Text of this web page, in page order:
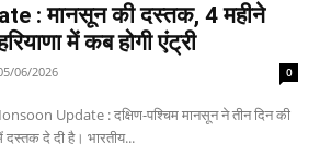
: मानसून की दस्तक, 4 महीने
में कब होगी एंट्री
06/2026 0
Update : दक्षिण-पश्चिम मानसून ने तीन दिन की
दे दी है। भारतीय...